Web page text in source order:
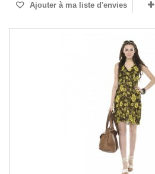
Ajouter à ma liste d'envies